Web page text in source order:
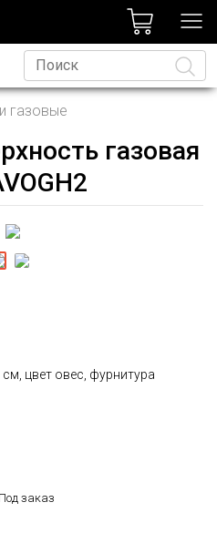
Язык
газовые
газовая
цвет овес, фурнитура
Под заказ